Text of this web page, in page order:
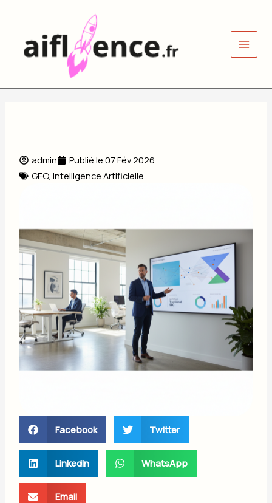
contenu
admin Publié le07 Fév 2026
GEO,Intelligence Artificielle
Facebook Twitter
LinkedIn WhatsApp
Email